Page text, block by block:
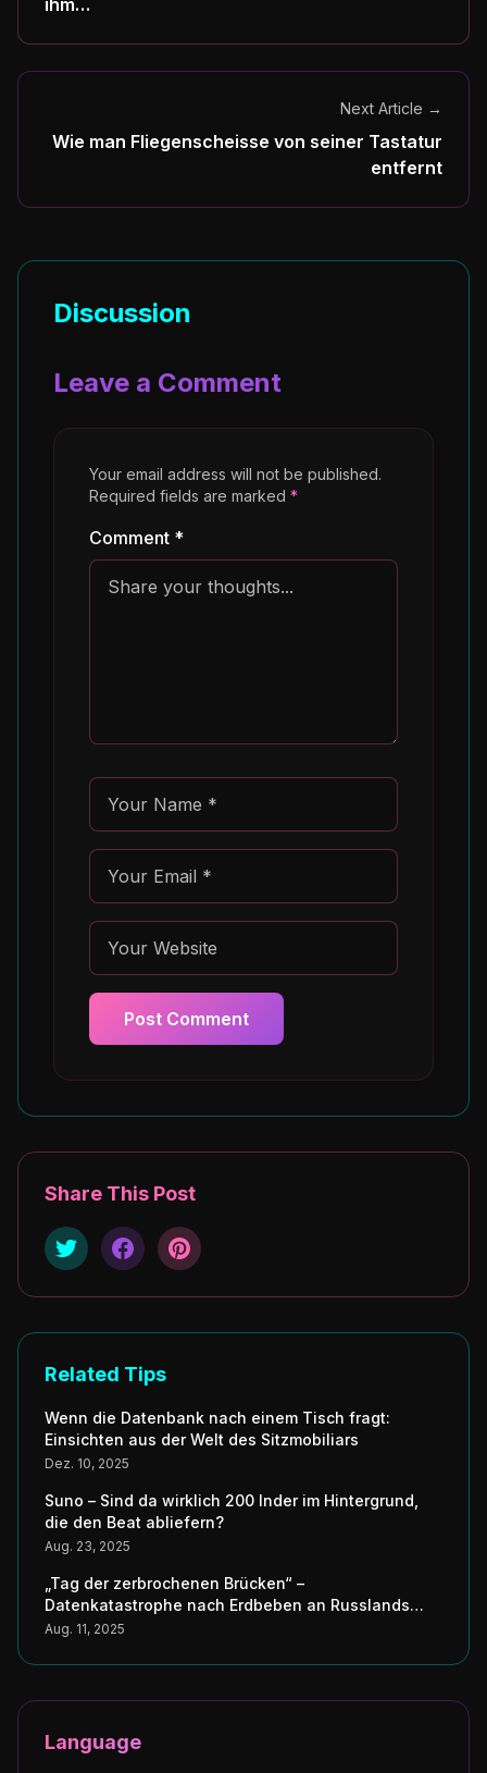
ihm…
Next Article →
Wie man Fliegenscheisse von seiner Tastatur
entfernt
Discussion
Leave a Comment
Your email address will not be published.
Required fields are marked *
Comment *
Post Comment
Share This Post
Related Tips
Wenn die Datenbank nach einem Tisch fragt:
Einsichten aus der Welt des Sitzmobiliars
Dez. 10, 2025
Suno – Sind da wirklich 200 Inder im Hintergrund,
die den Beat abliefern?
Aug. 23, 2025
„Tag der zerbrochenen Brücken“ –
Datenkatastrophe nach Erdbeben an Russlands
Küste erschüttert Japans digitale Seele
Aug. 11, 2025
Language